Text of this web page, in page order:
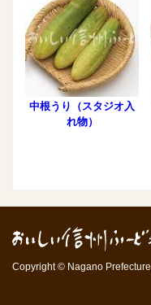
中根うり（スタジオ入
れ物）
Copyright © Nagano Prefecture.